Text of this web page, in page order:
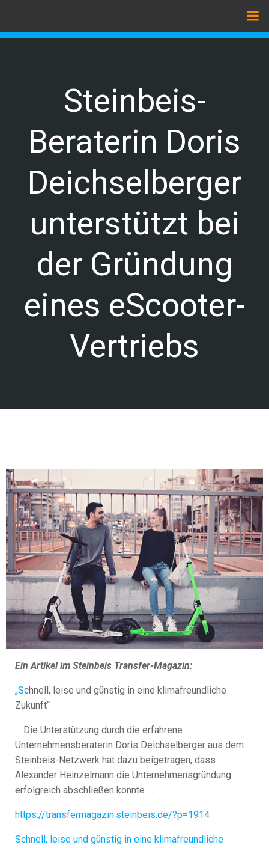
springen
Steinbeis-
Beraterin Doris
Deichselberger
unterstützt bei
der Gründung
eines eScooter-
Vertriebs
Ein Artikel im Steinbeis Transfer-Magazin:
„Schnell, leise und günstig in eine klimafreundliche
Zukunft“
… Die Unterstützung durch die erfahrene
Unternehmensberaterin Doris Deichselberger aus dem
Steinbeis-Netzwerk hat dazu beigetragen, dass
Alexander Heinzelmann die Unternehmensgründung
erfolgreich abschließen konnte. ….
https://transfermagazin.steinbeis.de/?p=1914
Schnell, leise und günstig in eine klimafreundliche